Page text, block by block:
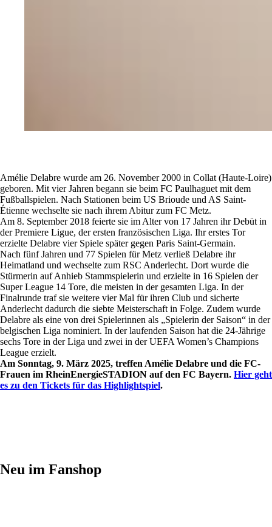
Amélie Delabre wurde am 26. November 2000 in Collat (Haute-Loire)
geboren. Mit vier Jahren begann sie beim FC Paulhaguet mit dem
Fußballspielen. Nach Stationen beim US Brioude und AS Saint-
Étienne wechselte sie nach ihrem Abitur zum FC Metz.
Am 8. September 2018 feierte sie im Alter von 17 Jahren ihr Debüt in
der Premiere Ligue, der ersten französischen Liga. Ihr erstes Tor
erzielte Delabre vier Spiele später gegen Paris Saint-Germain.
Nach fünf Jahren und 77 Spielen für Metz verließ Delabre ihr
Heimatland und wechselte zum RSC Anderlecht. Dort wurde die
Stürmerin auf Anhieb Stammspielerin und erzielte in 16 Spielen der
Super League 14 Tore, die meisten in der gesamten Liga. In der
Finalrunde traf sie weitere vier Mal für ihren Club und sicherte
Anderlecht dadurch die siebte Meisterschaft in Folge. Zudem wurde
Delabre als eine von drei Spielerinnen als „Spielerin der Saison“ in der
belgischen Liga nominiert. In der laufenden Saison hat die 24-Jährige
sechs Tore in der Liga und zwei in der UEFA Women’s Champions
League erzielt.
Am Sonntag, 9. März 2025, treffen Amélie Delabre und die FC-
Frauen im RheinEnergieSTADION auf den FC Bayern. Hier geht
es zu den Tickets für das Highlightspiel.
Neu im Fanshop